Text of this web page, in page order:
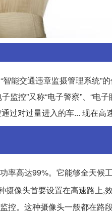
智能交通违章监摄管理系统”
控”又称“电子警察”、“电
过对过量进入的车... 现在高
高达99%。它能够全天候
摄像头首要设置在高速路上,
控。这种摄像头一般都在路